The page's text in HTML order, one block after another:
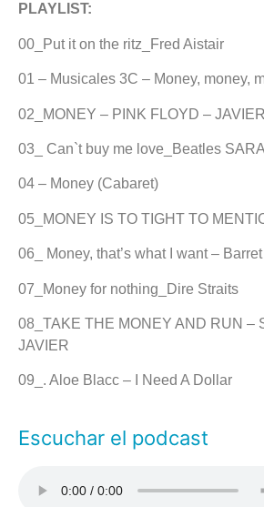
PLAYLIST:
00_Put it on the ritz_Fred Aistair
01 – Musicales 3C – Money, money,
02_MONEY – PINK FLOYD – JAVIER
03_ Can`t buy me love_Beatles SARA
04 – Money (Cabaret)
05_MONEY IS TO TIGHT TO
06_ Money, that’s what I want –
07_Money for nothing_Dire Straits
08_TAKE THE MONEY AND RUN –
JAVIER
09_. Aloe Blacc – I Need A Dollar
Escuchar el podcast